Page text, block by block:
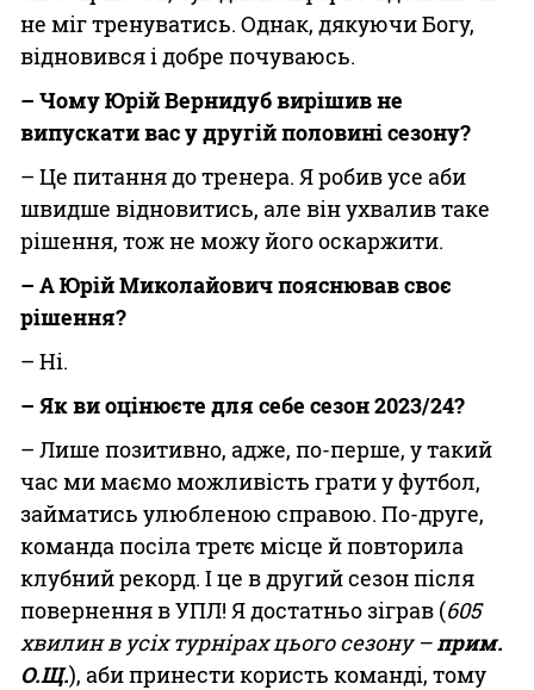
не міг тренуватись. Однак, дякуючи Богу,
відновився і добре почуваюсь.
– Чому Юрій Вернидуб вирішив не
випускати вас у другій половині сезону?
– Це питання до тренера. Я робив усе аби
швидше відновитись, але він ухвалив таке
рішення, тож не можу його оскаржити.
– А Юрій Миколайович пояснював своє
рішення?
– Ні.
– Як ви оцінюєте для себе сезон 2023/24?
– Лише позитивно, адже, по-перше, у такий
час ми маємо можливість грати у футбол,
займатись улюбленою справою. По-друге,
команда посіла третє місце й повторила
клубний рекорд. І це в другий сезон після
повернення в УПЛ! Я достатньо зіграв (605
хвилин в усіх турнірах цього сезону –прим.
О.Щ.), аби принести користь команді, тому